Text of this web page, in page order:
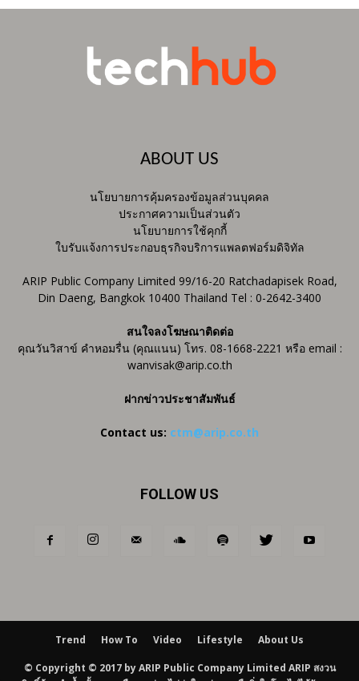
ABOUT US
นโยบายการคุ้มครองข้อมูลส่วนบุคคล
ประกาศความเป็นส่วนตัว
นโยบายการใช้คุกกี้
ใบรับแจ้งการประกอบธุรกิจบริการแพลตฟอร์มดิจิทัล
ARIP Public Company Limited 99/16-20 Ratchadapisek Road,
Din Daeng, Bangkok 10400 Thailand Tel : 0-2642-3400
สนใจลงโฆษณาติดต่อ
คุณวันวิสาข์ คำหอมรื่น (คุณแนน) โทร. 08-1668-2221 หรือ email :
wanvisak@arip.co.th
ฝากข่าวประชาสัมพันธ์
Contact us: ctm@arip.co.th
FOLLOW US
Trend How To Video Lifestyle About Us
© Copyright © 2017 by ARIP Public Company Limited ARIP สงวน